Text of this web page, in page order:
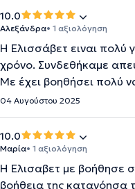
10.0
Αλεξάνδρα• 1 αξιολόγηση
Η Ελισσάβετ ειναι πολύ
χρόνο. Συνδεθήκαμε
Με έχει βοηθήσει πολύ
04 Αυγούστου 2025
10.0
Μαρία• 1 αξιολόγηση
Η Ελισαβετ με βοήθησε
βοήθεια της κατανόησα